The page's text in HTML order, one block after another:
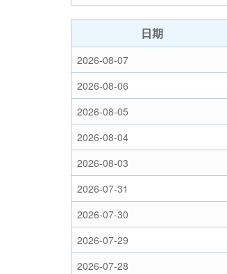
日期
2026-08-07
2026-08-06
2026-08-05
2026-08-04
2026-08-03
2026-07-31
2026-07-30
2026-07-29
2026-07-28